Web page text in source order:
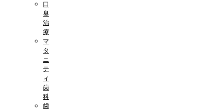
口
臭
治
療
マ
タ
ニ
テ
ィ
歯
科
歯